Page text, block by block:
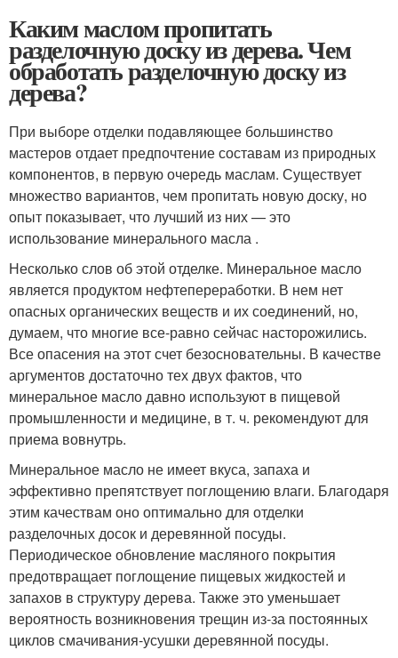
Каким маслом пропитать
разделочную доску из дерева. Чем
обработать разделочную доску из
дерева?
При выборе отделки подавляющее большинство
мастеров отдает предпочтение составам из природных
компонентов, в первую очередь маслам. Существует
множество вариантов, чем пропитать новую доску, но
опыт показывает, что лучший из них — это
использование минерального масла .
Несколько слов об этой отделке. Минеральное масло
является продуктом нефтепереработки. В нем нет
опасных органических веществ и их соединений, но,
думаем, что многие все-равно сейчас насторожились.
Все опасения на этот счет безосновательны. В качестве
аргументов достаточно тех двух фактов, что
минеральное масло давно используют в пищевой
промышленности и медицине, в т. ч. рекомендуют для
приема вовнутрь.
Минеральное масло не имеет вкуса, запаха и
эффективно препятствует поглощению влаги. Благодаря
этим качествам оно оптимально для отделки
разделочных досок и деревянной посуды.
Периодическое обновление масляного покрытия
предотвращает поглощение пищевых жидкостей и
запахов в структуру дерева. Также это уменьшает
вероятность возникновения трещин из-за постоянных
циклов смачивания-усушки деревянной посуды.